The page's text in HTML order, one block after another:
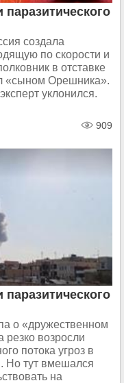
создала
по скорости и
в отставке
«сыном Орешника».
уклонился.
909
о «дружественном
резко возросли
потока угроз в
Но тут вмешался
на